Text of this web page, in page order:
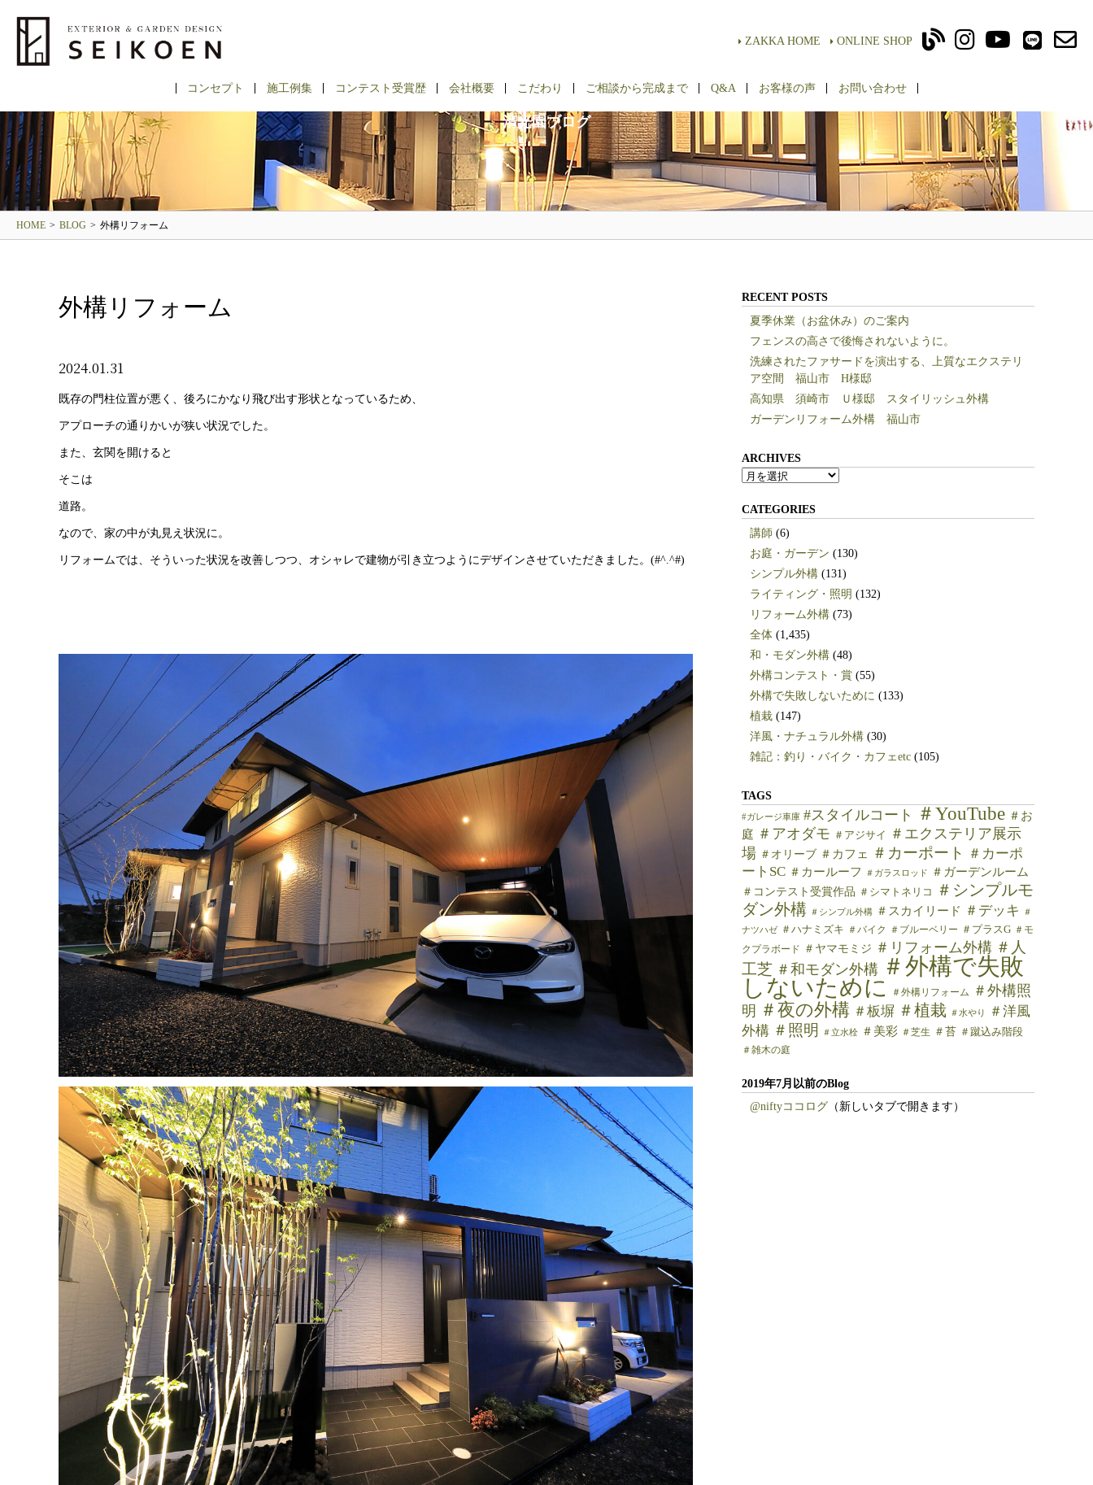
ZAKKA HOME ONLINE SHOP
コンセプト 施工例集 コンテスト受賞歴 会社概要 こだわり ご相談から完成まで Q&A お客様の声 お問い合わせ
BLOG
清光園ブログ
HOME > BLOG > 外構リフォーム
外構リフォーム
2024.01.31
既存の門柱位置が悪く、後ろにかなり飛び出す形状となっているため、
アプローチの通りかいが狭い状況でした。
また、玄関を開けると
そこは
道路。
なので、家の中が丸見え状況に。
リフォームでは、そういった状況を改善しつつ、オシャレで建物が引き立つようにデザインさせていただきました。(#^.^#)
RECENT POSTS
夏季休業（お盆休み）のご案内
フェンスの高さで後悔されないように。
洗練されたファサードを演出する、上質なエクステリ
ア空間 福山市 H様邸
高知県 須崎市 Ｕ様邸 スタイリッシュ外構
ガーデンリフォーム外構 福山市
ARCHIVES
ARCHIVES
CATEGORIES
講師 (6)
お庭・ガーデン (130)
シンプル外構 (131)
ライティング・照明 (132)
リフォーム外構 (73)
全体 (1,435)
和・モダン外構 (48)
外構コンテスト・賞 (55)
外構で失敗しないために (133)
植栽 (147)
洋風・ナチュラル外構 (30)
雑記：釣り・バイク・カフェetc (105)
TAGS
#ガレージ車庫 #スタイルコート ＃YouTube ＃お
庭 ＃アオダモ ＃アジサイ
＃エクステリア展示
場 ＃オリーブ ＃カフェ ＃カーポート
＃カーポ
ートSC ＃カールーフ ＃ガラスロッド ＃ガーデンルーム
＃コンテスト受賞作品 ＃シマトネリコ
＃シンプルモ
ダン外構 ＃シンプル外構 ＃スカイリード ＃デッキ
＃
ナツハゼ
＃ハナミズキ ＃バイク ＃ブルーベリー ＃プラスG ＃モ
クプラボード ＃ヤマモミジ ＃リフォーム外構 ＃人
工芝 ＃和モダン外構 ＃外構で失敗
しないために
＃外構リフォーム
＃外構照
明 ＃夜の外構 ＃板塀 ＃植栽 ＃水やり
＃洋風
外構 ＃照明 ＃立水栓 ＃美彩 ＃芝生 ＃苔 ＃蹴込み階段
＃雑木の庭
2019年7月以前のBlog
@niftyココログ （新しいタブで開きます）